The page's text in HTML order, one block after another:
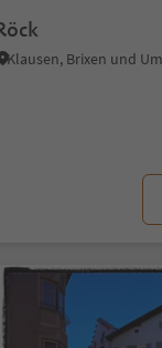
Klausen, Brixen und